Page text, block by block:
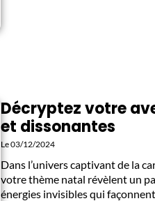
Décryptez votre
et dissonantes
Le 03/12/2024
Dans l’univers captivant de la
votre thème natal révèlent un
énergies invisibles qui